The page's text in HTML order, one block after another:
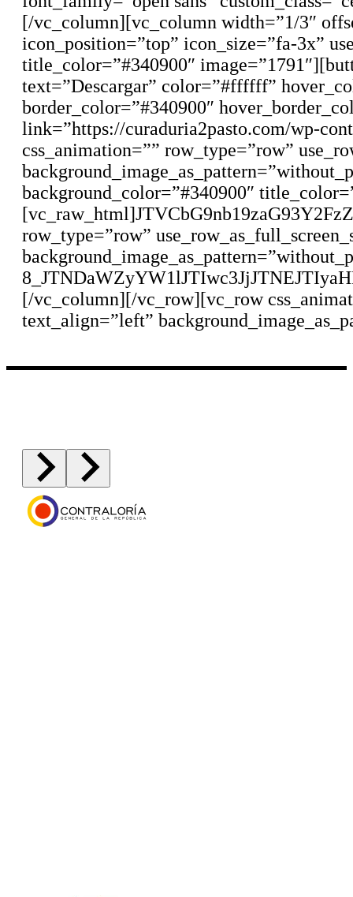
[/vc_column][vc_column width=”1/3″
icon_position=”top” icon_size=”fa-3x”
title_color=”#340900″
text=”Descargar” color=”#ffffff”
border_color=”#340900″
link=”https://curaduria2pasto.com/wp-
css_animation=”” row_type=”row”
background_color=”#340900″
row_type=”row”
[/vc_column][/vc_row][vc_row
text_align=”left”